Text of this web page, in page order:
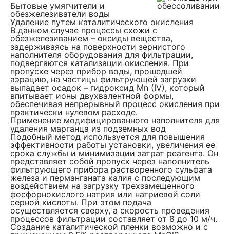
Бытовые умягчители и
обезжелезиватели воды
Удаление путем каталитического окисления
В данном случае процессы схожи с
обезжелезиванием – оксиды вещества,
задерживаясь на поверхности зернистого
наполнителя оборудования для фильтрации,
подвергаются катализации окисления. При
пропуске через прибор воды, прошедшей
аэрацию, на частицы фильтрующей загрузки
выпадает осадок – гидроксид Mn (IV), который
впитывает ионы двухвалентной формы,
обеспечивая непрерывный процесс окисления при
практически нулевом расходе.
Применение модифицированного наполнителя для
удаления марганца из подземных вод
Подобный метод используется для повышения
эффективности работы установки, увеличения ее
срока службы и минимизации затрат реагента. Он
представляет собой пропуск через наполнитель
фильтрующего прибора растворенного сульфата
железа и перманганата калия с последующим
воздействием на загрузку трехзамещенного
фосфорнокислого натрия или натриевой соли
серной кислоты. При этом подача
осуществляется сверху, а скорость проведения
процессов фильтрации составляет от 8 до 10 м/ч.
Создание каталитической пленки возможно и с